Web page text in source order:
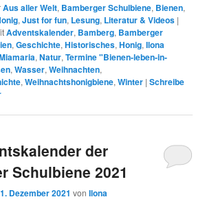
Aus aller Welt, Bamberger Schulbiene, Bienen,
,Just for fun, Lesung, Literatur & Videos |
Adventskalender, Bamberg, Bamberger
,Geschichte,Historisches,Honig,Ilona
,Natur,Termine "Bienen-leben-in-
,Wasser,Weihnachten,
,Weihnachtshonigbiene,Winter |Schreibe
der
Schulbiene 2021
Dezember 2021 vonIlona